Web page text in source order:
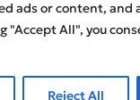
ads or content, and
"Accept All", you
Reject All